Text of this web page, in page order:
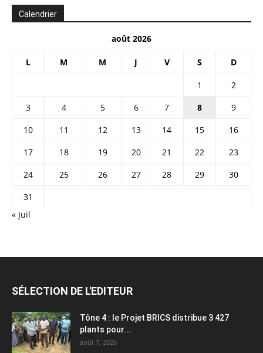
Calendrier
août 2026
L M M J V S D
1
2
3
4 5 6 7 8
9
10
11 12 13 14 15
16
17
18 19 20 21 22
23
24
25 26 27 28 29
30
31
« Juil
SÉLECTION DE L'EDITEUR
Tône 4 : le Projet BRICS distribue 3 427
plants pour...
août 7, 2026